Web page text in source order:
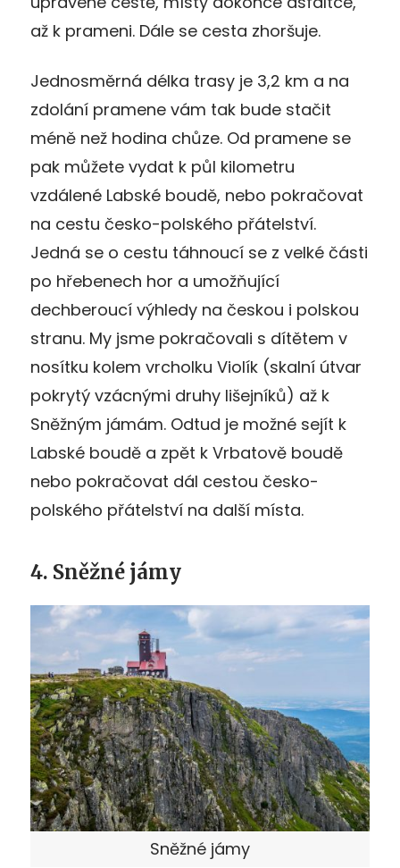
až k prameni. Dále se cesta zhoršuje.
Jednosměrná délka trasy je 3,2 km a na
zdolání pramene vám tak bude stačit
méně než hodina chůze. Od pramene se
pak můžete vydat k půl kilometru
vzdálené Labské boudě, nebo pokračovat
na cestu česko-polského přátelství.
Jedná se o cestu táhnoucí se z velké části
po hřebenech hor a umožňující
dechberoucí výhledy na českou i polskou
stranu. My jsme pokračovali s dítětem v
nosítku kolem vrcholku Violík (skalní útvar
pokrytý vzácnými druhy lišejníků) až k
Sněžným jámám. Odtud je možné sejít k
Labské boudě a zpět k Vrbatově boudě
nebo pokračovat dál cestou česko-
polského přátelství na další místa.
4. Sněžné jámy
Sněžné jámy